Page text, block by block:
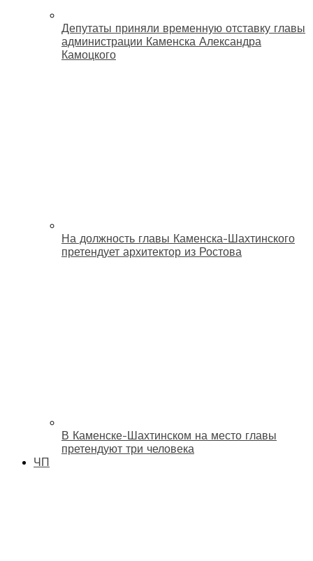
Депутаты приняли временную отставку главы
администрации Каменска Александра
Камоцкого
На должность главы Каменска-Шахтинского
претендует архитектор из Ростова
В Каменске-Шахтинском на место главы
претендуют три человека
ЧП